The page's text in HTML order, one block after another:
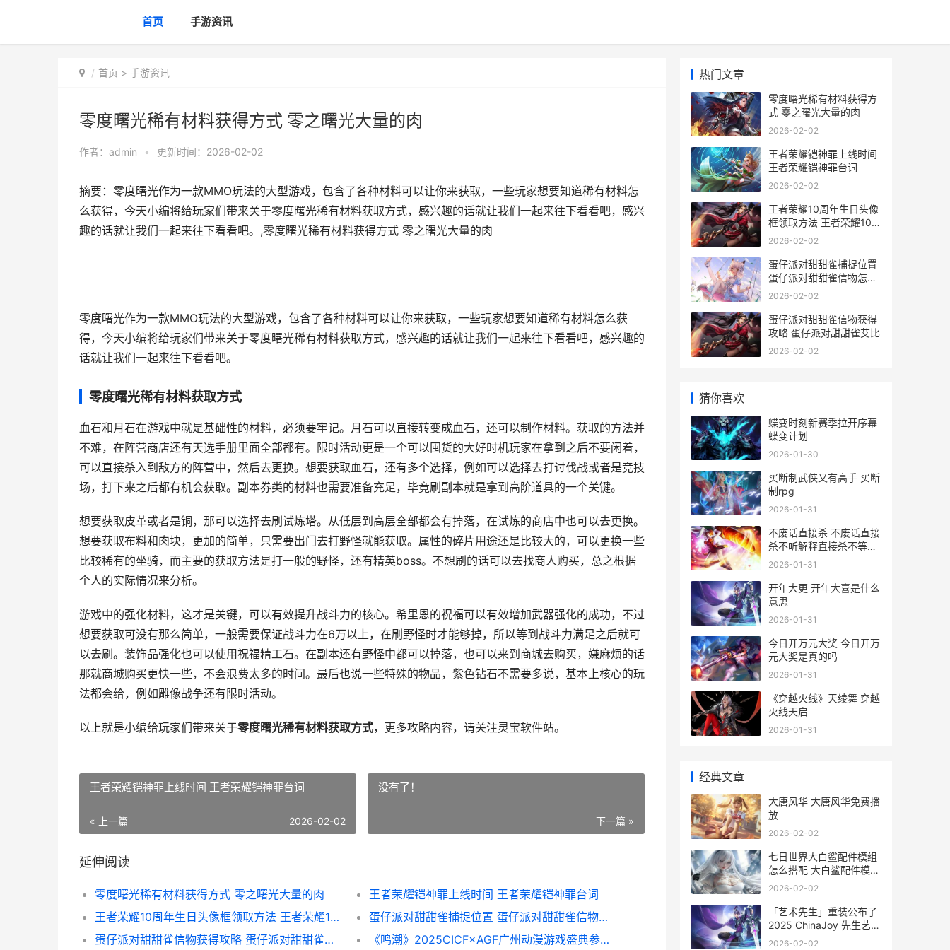
首页 手游资讯
首页 > 手游资讯
零度曙光稀有材料获得方式 零之曙光大量的肉
作者： admin • 更新时间：2026-02-02
摘要：零度曙光作为一款MMO玩法的大型游戏，包含了各种材料可以让你来获取，一些玩家想要知道稀有材料怎
么获得，今天小编将给玩家们带来关于零度曙光稀有材料获取方式，感兴趣的话就让我们一起来往下看看吧，感兴
趣的话就让我们一起来往下看看吧。,零度曙光稀有材料获得方式 零之曙光大量的肉
零度曙光作为一款MMO玩法的大型游戏，包含了各种材料可以让你来获取，一些玩家想要知道稀有材料怎么获
得，今天小编将给玩家们带来关于零度曙光稀有材料获取方式，感兴趣的话就让我们一起来往下看看吧，感兴趣的
话就让我们一起来往下看看吧。
零度曙光稀有材料获取方式
血石和月石在游戏中就是基础性的材料，必须要牢记。月石可以直接转变成血石，还可以制作材料。获取的方法并
不难，在阵营商店还有天选手册里面全部都有。限时活动更是一个可以囤货的大好时机玩家在拿到之后不要闲着，
可以直接杀入到敌方的阵营中，然后去更换。想要获取血石，还有多个选择，例如可以选择去打讨伐战或者是竞技
场，打下来之后都有机会获取。副本券类的材料也需要准备充足，毕竟刷副本就是拿到高阶道具的一个关键。
想要获取皮革或者是铜，那可以选择去刷试炼塔。从低层到高层全部都会有掉落，在试炼的商店中也可以去更换。
想要获取布料和肉块，更加的简单，只需要出门去打野怪就能获取。属性的碎片用途还是比较大的，可以更换一些
比较稀有的坐骑，而主要的获取方法是打一般的野怪，还有精英boss。不想刷的话可以去找商人购买，总之根据
个人的实际情况来分析。
游戏中的强化材料，这才是关键，可以有效提升战斗力的核心。希里恩的祝福可以有效增加武器强化的成功，不过
想要获取可没有那么简单，一般需要保证战斗力在6万以上，在刷野怪时才能够掉，所以等到战斗力满足之后就可
以去刷。装饰品强化也可以使用祝福精工石。在副本还有野怪中都可以掉落，也可以来到商城去购买，嫌麻烦的话
那就商城购买更快一些，不会浪费太多的时间。最后也说一些特殊的物品，紫色钻石不需要多说，基本上核心的玩
法都会给，例如雕像战争还有限时活动。
以上就是小编给玩家们带来关于零度曙光稀有材料获取方式，更多攻略内容，请关注灵宝软件站。
王者荣耀铠神罪上线时间 王者荣耀铠神罪台词
« 上一篇 2026-02-02
没有了！
下一篇 »
延伸阅读
零度曙光稀有材料获得方式 零之曙光大量的肉
王者荣耀铠神罪上线时间 王者荣耀铠神罪台词
王者荣耀10周年生日头像框领取方法 王者荣耀10周年庆免费皮肤
蛋仔派对甜甜雀捕捉位置 蛋仔派对甜甜雀信物怎么获得
蛋仔派对甜甜雀信物获得攻略 蛋仔派对甜甜雀艾比
《鸣潮》2025CICF×AGF广州动漫游戏盛典参展情报公布 《鸣潮》里的弗洛洛强度怎么样,值不值得新手抽?
热门文章
零度曙光稀有材料获得方
式 零之曙光大量的肉
2026-02-02
王者荣耀铠神罪上线时间
王者荣耀铠神罪台词
2026-02-02
王者荣耀10周年生日头像
框领取方法 王者荣耀10周
年庆免费皮肤
2026-02-02
蛋仔派对甜甜雀捕捉位置
蛋仔派对甜甜雀信物怎么
获得
2026-02-02
蛋仔派对甜甜雀信物获得
攻略 蛋仔派对甜甜雀艾比
2026-02-02
猜你喜欢
蝶变时刻新赛季拉开序幕
蝶变计划
2026-01-30
买断制武侠又有高手 买断
制rpg
2026-01-31
不废话直接杀 不废话直接
杀不听解释直接杀不等说
话直接杀
2026-01-31
开年大更 开年大喜是什么
意思
2026-01-31
今日开万元大奖 今日开万
元大奖是真的吗
2026-01-31
《穿越火线》天绫舞 穿越
火线天启
2026-01-31
经典文章
大唐风华 大唐风华免费播
放
2026-02-02
七日世界大白鲨配件模组
怎么搭配 大白鲨配件模组
搭配推荐 七日世界大白鲨
2026-02-02
「艺术先生」重装公布了
2025 ChinaJoy 先生艺术
字图片
2026-02-02